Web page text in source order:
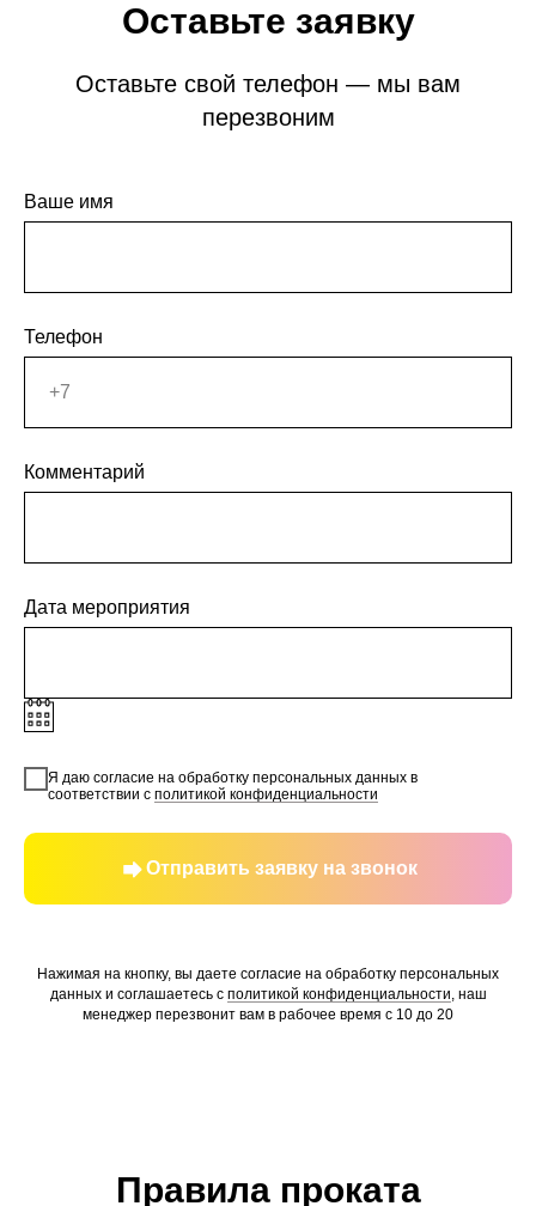
Оставьте заявку
Оставьте свой телефон — мы вам
перезвоним
Ваше имя
Телефон
Комментарий
Дата мероприятия
Я даю согласие на обработку персональных данных в
соответствии с политикой конфиденциальности
Отправить заявку на звонок
Нажимая на кнопку, вы даете согласие на обработку персональных
данных и соглашаетесь c политикой конфиденциальности, наш
менеджер перезвонит вам в рабочее время с 10 до 20
Правила проката